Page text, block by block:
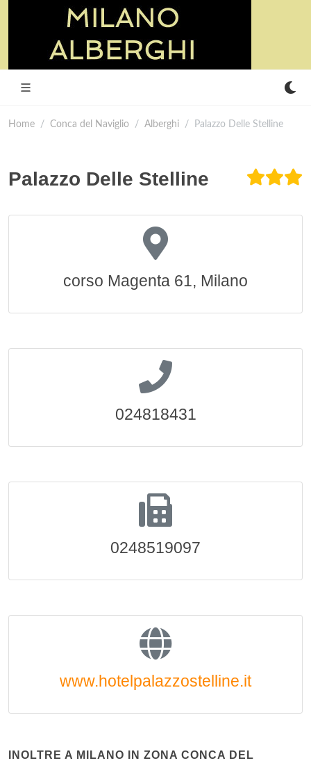
Home Conca del Naviglio Alberghi Palazzo Delle Stelline
Palazzo Delle Stelline
corso Magenta 61, Milano
024818431
0248519097
www.hotelpalazzostelline.it
INOLTRE A MILANO IN ZONA CONCA DEL